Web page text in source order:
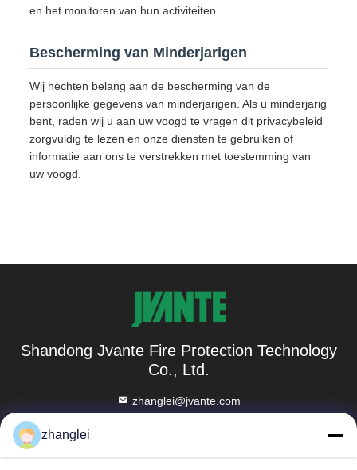
en het monitoren van hun activiteiten.
Bescherming van Minderjarigen
Wij hechten belang aan de bescherming van de
persoonlijke gegevens van minderjarigen. Als u minderjarig
bent, raden wij u aan uw voogd te vragen dit privacybeleid
zorgvuldig te lezen en onze diensten te gebruiken of
informatie aan ons te verstrekken met toestemming van
uw voogd.
Shandong Jvante Fire Protection Technology
Co., Ltd.
zhanglei@jvante.com
zhanglei